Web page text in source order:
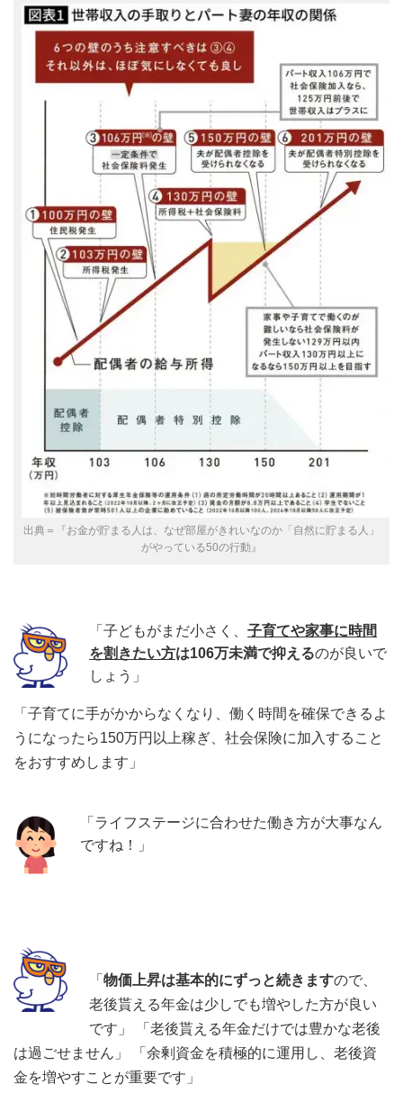
出典＝『お金が貯まる人は、なぜ部屋がきれいなのか「自然に貯まる人」
がやっている50の行動』
「子どもがまだ小さく、 子育てや家事に時間
を割きたい方は106万未満で抑えるのが良いで
しょう」
「子育てに手がかからなくなり、働く時間を確保できるよ
うになったら150万円以上稼ぎ、社会保険に加入すること
をおすすめします」
「ライフステージに合わせた働き方が大事なん
ですね！」
「 物価上昇は基本的にずっと続きますので、
老後貰える年金は少しでも増やした方が良い
です」 「老後貰える年金だけでは豊かな老後
は過ごせません」 「余剰資金を積極的に運用し、老後資
金を増やすことが重要です」